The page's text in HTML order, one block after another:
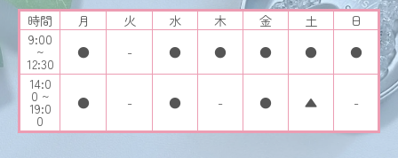
時間 月 火 水 木 金 土
日
9:00
~
12:30
● - ● ● ● ●
●
14:0
0 ~
19:0
0
● - ● - ● ▲ -